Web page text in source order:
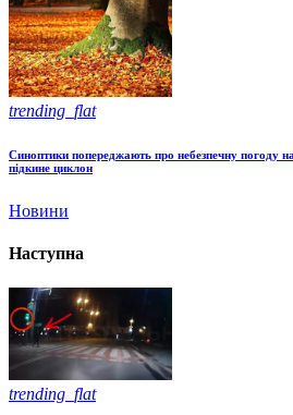
trending_flat
Синоптики попереджають про небезпечну погоду
підкине циклон
Новини
Наступна
trending_flat